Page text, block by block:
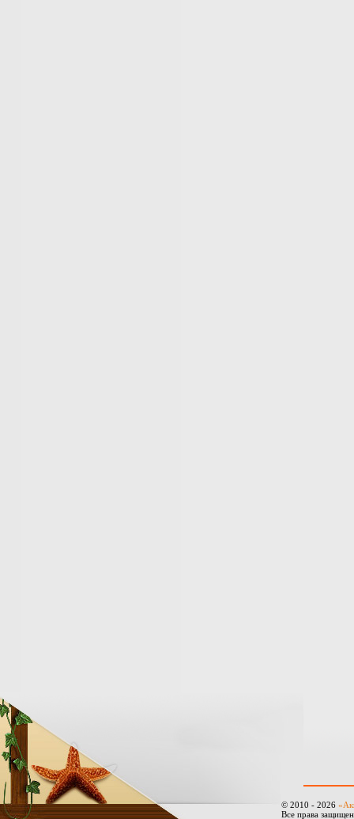
© 2010 - 2026
Все права